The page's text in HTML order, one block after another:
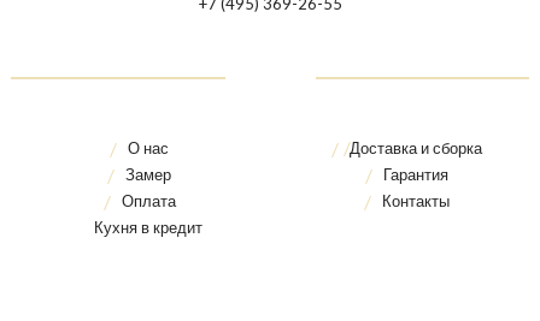
О нас
Замер
Оплата
Кухня в кредит
Доставка и сборка
Гарантия
Контакты